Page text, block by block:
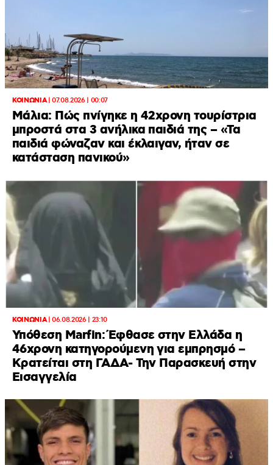
ΚΟΙΝΩΝΙΑ|07.08.2026 | 00:07
Μάλια: Πώς πνίγηκε η 42χρονη τουρίστρια
μπροστά στα 3 ανήλικα παιδιά της – «Τα
παιδιά φώναζαν και έκλαιγαν, ήταν σε
κατάσταση πανικού»
ΚΟΙΝΩΝΙΑ|06.08.2026 | 23:10
Υπόθεση Marfin: Έφθασε στην Ελλάδα η
46χρονη κατηγορούμενη για εμπρησμό –
Κρατείται στη ΓΑΔΑ- Την Παρασκευή στην
Εισαγγελία